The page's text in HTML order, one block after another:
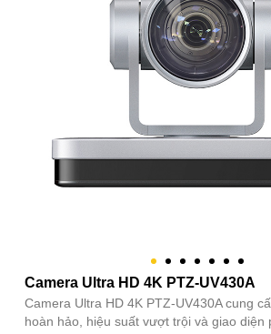
Camera Ultra HD 4K PTZ-UV430A
Camera Ultra HD 4K PTZ-UV430A cung
hoàn hảo, hiệu suất vượt trội và giao diện